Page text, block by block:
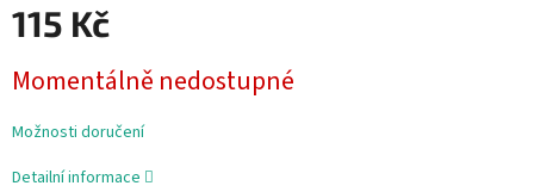
115 Kč
cena:
Momentálně nedostupné
Možnosti doručení
Detailní informace